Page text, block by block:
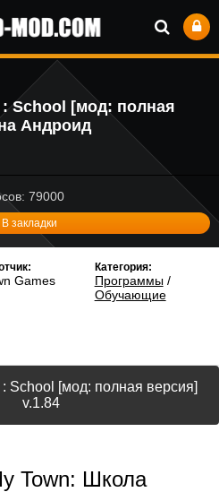
: School [мод: полная
Андроид
79000
В закладки
Games
Категория:
Программы/
Обучающие
School [мод: полная версия]
v.1.84
Town: Школа